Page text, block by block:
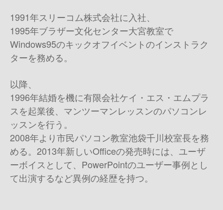
1991年スリーコム株式会社に入社、
1995年ブラザー文化センター大宮教室で
Windows95のキックオフイベントのインストラク
ターを務める。
以降、
1996年結婚を機に有限会社ケイ・エス・エムプラ
スを起業後、マンツーマンレッスンのパソコンレ
ッスンを行う。
2008年より市民パソコン教室池袋千川校室長を務
める。2013年新しいOfficeの発売時には、ユーザ
ーボイスとして、PowerPointのユーザー事例とし
て出演するなど異例の経歴を持つ。